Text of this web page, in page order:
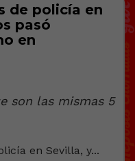
de policía en
pasó
en
son las mismas 5